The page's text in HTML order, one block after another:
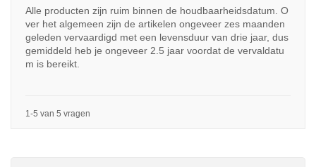
Alle producten zijn ruim binnen de houdbaarheidsdatum. O
ver het algemeen zijn de artikelen ongeveer zes maanden
geleden vervaardigd met een levensduur van drie jaar, dus
gemiddeld heb je ongeveer 2.5 jaar voordat de vervaldatu
m is bereikt.
1-5 van 5 vragen